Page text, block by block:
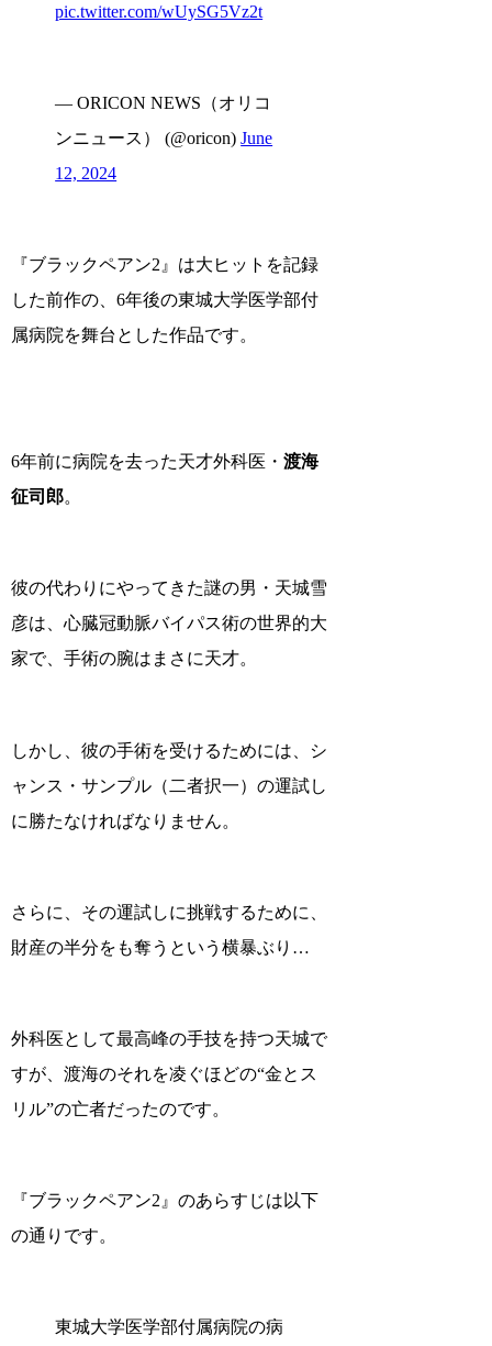
pic.twitter.com/wUySG5Vz2t
— ORICON NEWS（オリコ
ンニュース） (@oricon)June
12, 2024
『ブラックペアン2』は大ヒットを記録
した前作の、6年後の東城大学医学部付
属病院を舞台とした作品です。
6年前に病院を去った天才外科医・渡海
征司郎。
彼の代わりにやってきた謎の男・天城雪
彦は、心臓冠動脈バイパス術の世界的大
家で、手術の腕はまさに天才。
しかし、彼の手術を受けるためには、
シ
ャンス・サンプル（二者択一）の運試し
に勝たなければなりません。
さらに、その運試しに挑戦するために、
財産の半分をも奪うという横暴ぶり…
外科医として最高峰の手技を持つ天城で
すが、渡海のそれを凌ぐほどの“金とス
リル”の亡者だったのです。
『ブラックペアン2』のあらすじは以下
の通りです。
東城大学医学部付属病院の病